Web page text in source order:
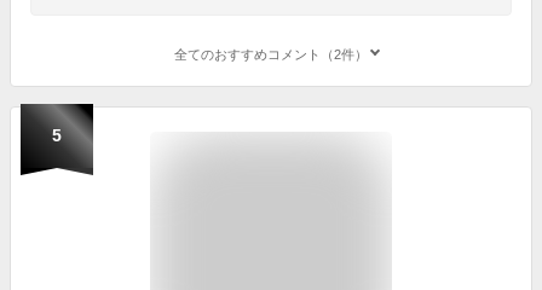
全てのおすすめコメント（2件）
5